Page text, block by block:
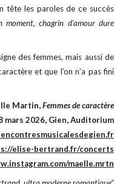
tête les paroles de ce succès
moment, chagrin d'amour dure
des femmes, mais aussi de
et que l’on n’a pas fini
Martin,Femmes de caractère
mars 2026, Gien, Auditorium
elise-bertrand.fr/concerts
maelle.mrtn